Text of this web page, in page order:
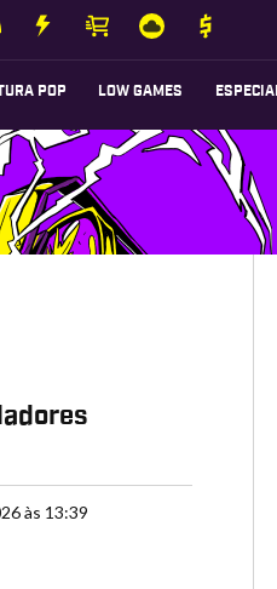
POP LOW GAMES
às 13:39